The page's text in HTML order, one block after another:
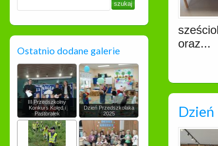
Ostatnio dodane galerie
III Przedszkolny
Konkurs Kolęd i
Pastorałek
Dzień Przedszkolaka
2025
oraz...
Dzień